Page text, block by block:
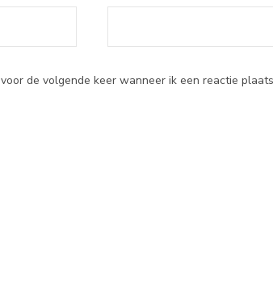
de volgende keer wanneer ik een reactie